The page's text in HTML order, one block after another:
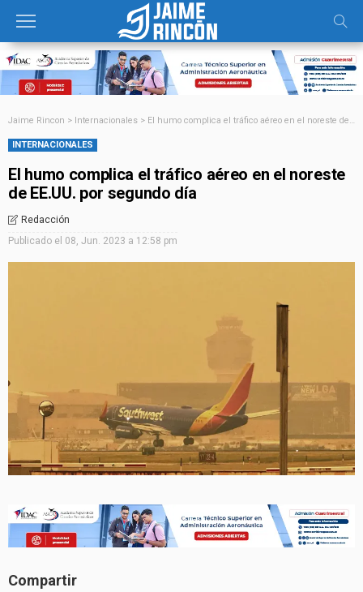
Jaime Rincon > Internacionales > El humo complica el tráfico aéreo en el noreste de EE.UU. por segundo día
INTERNACIONALES
El humo complica el tráfico aéreo en el noreste
de EE.UU. por segundo día
Redacción
Publicado el 08, Jun. 2023 a 12:58 pm
Compartir